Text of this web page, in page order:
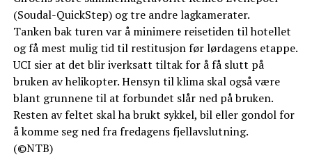
(Soudal-QuickStep) og tre andre lagkamerater.
Tanken bak turen var å minimere reisetiden til hotellet
og få mest mulig tid til restitusjon før lørdagens etappe.
UCI sier at det blir iverksatt tiltak for å få slutt på
bruken av helikopter. Hensyn til klima skal også være
blant grunnene til at forbundet slår ned på bruken.
Resten av feltet skal ha brukt sykkel, bil eller gondol for
å komme seg ned fra fredagens fjellavslutning.
(©NTB)